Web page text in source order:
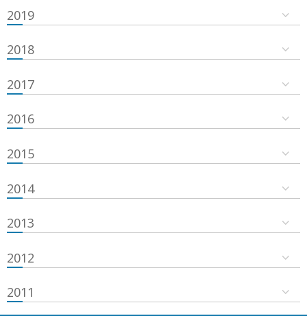
2019
2018
2017
2016
2015
2014
2013
2012
2011